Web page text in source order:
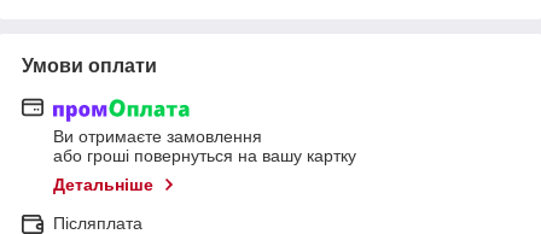
Умови оплати
Ви отримаєте замовлення
або гроші повернуться на вашу картку
Детальніше
Післяплата